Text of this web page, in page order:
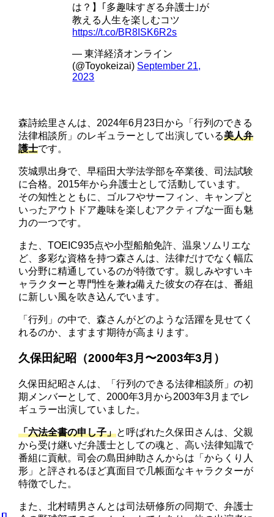
は？】｢多趣味すぎる弁護士｣が
教える人生を楽しむコツ
https://t.co/BR8ISK6R2s
— 東洋経済オンライン
(@Toyokeizai) September 21,
2023
森詩絵里さんは、2024年6月23日から「行列のできる
法律相談所」のレギュラーとして出演している美人弁
護士です。
茨城県出身で、早稲田大学法学部を卒業後、司法試験
に合格。2015年から弁護士として活動しています。
その知性とともに、ゴルフやサーフィン、キャンプと
いったアウトドア趣味を楽しむアクティブな一面も魅
力の一つです。
また、TOEIC935点や小型船舶免許、温泉ソムリエな
ど、多彩な資格を持つ森さんは、法律だけでなく幅広
い分野に精通しているのが特徴です。親しみやすいキ
ャラクターと専門性を兼ね備えた彼女の存在は、番組
に新しい風を吹き込んでいます。
「行列」の中で、森さんがどのような活躍を見せてく
れるのか、ますます期待が高まります。
久保田紀昭（2000年3月〜2003年3月）
久保田紀昭さんは、「行列のできる法律相談所」の初
期メンバーとして、2000年3月から2003年3月までレ
ギュラー出演していました。
「六法全書の申し子」と呼ばれた久保田さんは、父親
から受け継いだ弁護士としての魂と、高い法律知識で
番組に貢献。司会の島田紳助さんからは「からくり人
形」と評されるほど真面目で几帳面なキャラクターが
特徴でした。
また、北村晴男さんとは司法研修所の同期で、弁護士